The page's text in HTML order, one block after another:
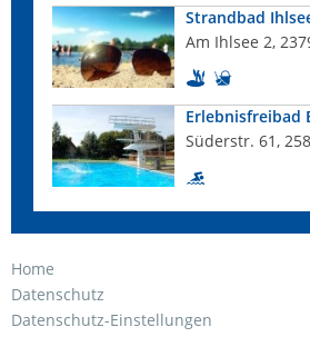
Strandbad
Am Ihlsee 2,
Erlebnisfreibad
Süderstr. 61,
Home
Datenschutz
Datenschutz-Einstellungen